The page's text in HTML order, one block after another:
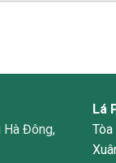
Hà Đông,
Lá